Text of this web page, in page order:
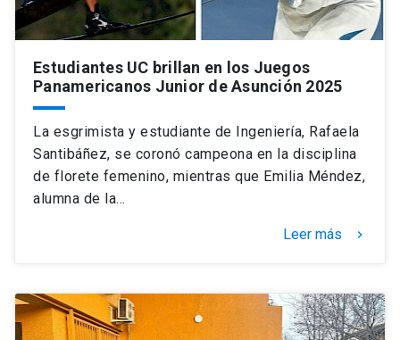
Estudiantes UC brillan en los Juegos
Panamericanos Junior de Asunción 2025
La esgrimista y estudiante de Ingeniería, Rafaela
Santibáñez, se coronó campeona en la disciplina
de florete femenino, mientras que Emilia Méndez,
alumna de la…
Leer más keyboard_arrow_right